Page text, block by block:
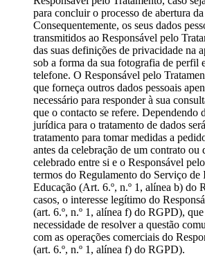
para concluir o processo de abertura
Consequentemente, os seus dados
transmitidos ao Responsável pelo
das suas definições de privacidade na
sob a forma da sua fotografia de perfil
telefone. O Responsável pelo
que forneça outros dados pessoais
necessário para responder à sua
que o contacto se refere. Dependendo
jurídica para o tratamento de dados
tratamento para tomar medidas a
antes da celebração de um contrato ou
celebrado entre si e o Responsável
termos do Regulamento do Serviço de
Educação (Art. 6.º, n.º 1, alínea b) do
casos, o interesse legítimo do
(art. 6.º, n.º 1, alínea f) do RGPD), que
necessidade de resolver a questão
com as operações comerciais do
(art. 6.º, n.º 1, alínea f) do RGPD).